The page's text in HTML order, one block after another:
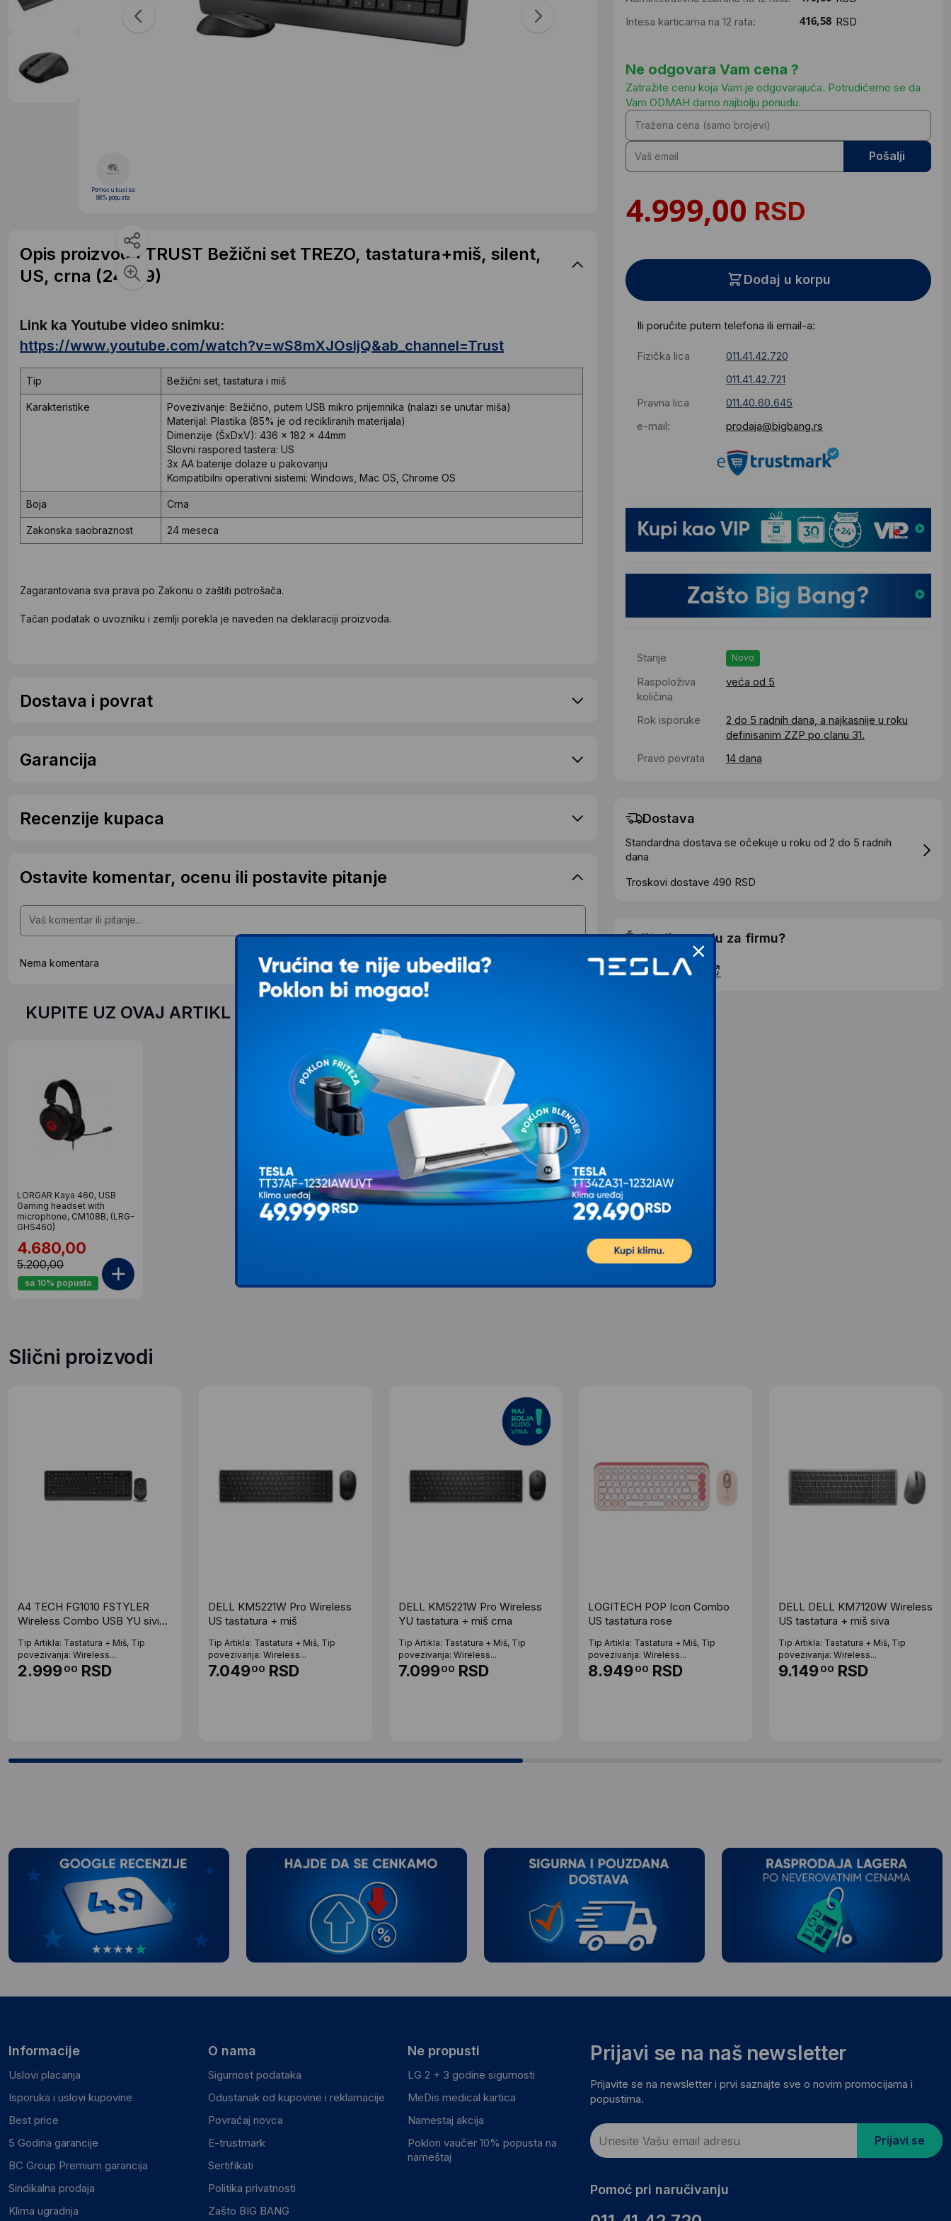
Intesa karticama na 12 rata:
RSD
Ne odgovara Vam cena ?
Zatražite cenu koja Vam je odgovarajuća. Potrudićemo se da
Vam ODMAH damo najbolju ponudu.
Pošalji
RSD
Dodaj u korpu
Ili poručite putem telefona ili email-a:
Fizička lica
011.41.42.720
011.41.42.721
Pravna lica
011.40.60.645
e-mail:
prodaja@bigbang.rs
Stanje Novo
Raspoloživa
količina
veća od 5
Rok isporuke
2 do 5 radnih dana, a najkasnije u roku
definisanim ZZP po clanu 31.
Pravo povrata
14 dana
Dostava
Standardna dostava se očekuje u roku od 2 do 5 radnih
dana
Troskovi dostave 490 RSD
Želite li ponudu za firmu?
Kontaktirajte nas
Pomoć u kući sa
88% popusta
Opis proizvoda TRUST Bežični set TREZO, tastatura+miš, silent,
US, crna (24529)
Link ka Youtube video snimku:
https://www.youtube.com/watch?v=wS8mXJOsljQ&ab_channel=Trust
Tip Bežični set, tastatura i miš
Karakteristike
Povezivanje: Bežično, putem USB mikro prijemnika (nalazi se unutar miša)
Materijal: Plastika (85% je od recikliranih materijala)
Dimenzije (ŠxDxV): 436 x 182 x 44mm
Slovni raspored tastera: US
3x AA baterije dolaze u pakovanju
Kompatibilni operativni sistemi: Windows, Mac OS, Chrome OS
Boja Crna
Zakonska saobraznost 24 meseca
Zagarantovana sva prava po Zakonu o zaštiti potrošača.
Tačan podatak o uvozniku i zemlji porekla je naveden na deklaraciji proizvoda.
Dostava i povrat
Garancija
Recenzije kupaca
Ostavite komentar, ocenu ili postavite pitanje
Nema komentara
KUPITE UZ OVAJ ARTIKL PO SPECIJALNOJ CENI
LORGAR Kaya 460, USB
Gaming headset with
microphone, CM108B, (LRG-
GHS460)
4.680,00
5.200,00
sa 10% popusta
Slični proizvodi
A4 TECH FG1010 FSTYLER
Wireless Combo USB YU sivi
Tip Artikla: Tastatura + Miš, Tip
povezivanja: Wireless...
2.99900 RSD
DELL KM5221W Pro Wireless
US tastatura + miš
Tip Artikla: Tastatura + Miš, Tip
povezivanja: Wireless...
7.04900 RSD
DELL KM5221W Pro Wireless
YU tastatura + miš crna
Tip Artikla: Tastatura + Miš, Tip
povezivanja: Wireless...
7.09900 RSD
LOGITECH POP Icon Combo
US tastatura rose
Tip Artikla: Tastatura + Miš, Tip
povezivanja: Wireless...
8.94900 RSD
DELL DELL KM7120W Wireless
US tastatura + miš siva
Tip Artikla: Tastatura + Miš, Tip
povezivanja: Wireless...
9.14900 RSD
Informacije
Uslovi placanja
Isporuka i uslovi kupovine
Best price
5 Godina garancije
BC Group Premium garancija
Sindikalna prodaja
Klima ugradnja
O nama
Sigurnost podataka
Odustanak od kupovine i reklamacije
Povraćaj novca
E-trustmark
Sertifikati
Politika privatnosti
Zašto BIG BANG
Ne propusti
LG 2 + 3 godine sigurnosti
MeDis medical kartica
Namestaj akcija
Poklon vaučer 10% popusta na
nameštaj
Prijavi se na naš newsletter
Prijavite se na newsletter i prvi saznajte sve o novim promocijama i
popustima.
Prijavi se
Pomoć pri naručivanju